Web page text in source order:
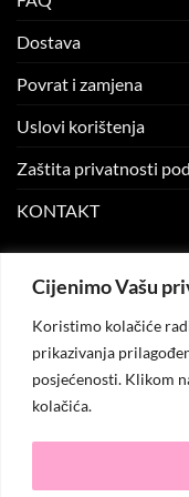
Cijenimo Vašu
Koristimo kolačiće
prikazivanja
posjećenosti. Klikom
kolačića.
Dostava
Povrat i zamjena
Uslovi korištenja
Zaštita privatnosti
KONTAKT
Moj nalog
Moje narudžbe